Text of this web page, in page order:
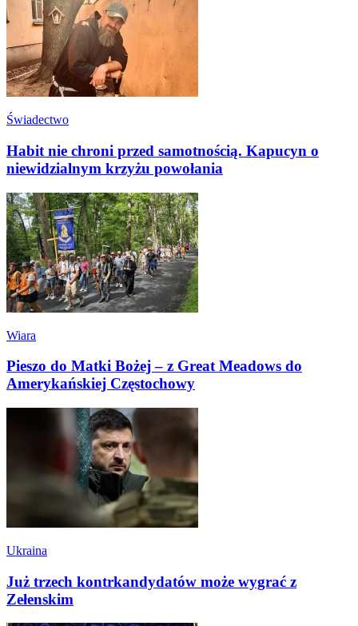
Świadectwo
Habit nie chroni przed samotnością. Kapucyn o
niewidzialnym krzyżu powołania
Wiara
Pieszo do Matki Bożej – z Great Meadows do
Amerykańskiej Częstochowy
Ukraina
Już trzech kontrkandydatów może wygrać z
Zełenskim